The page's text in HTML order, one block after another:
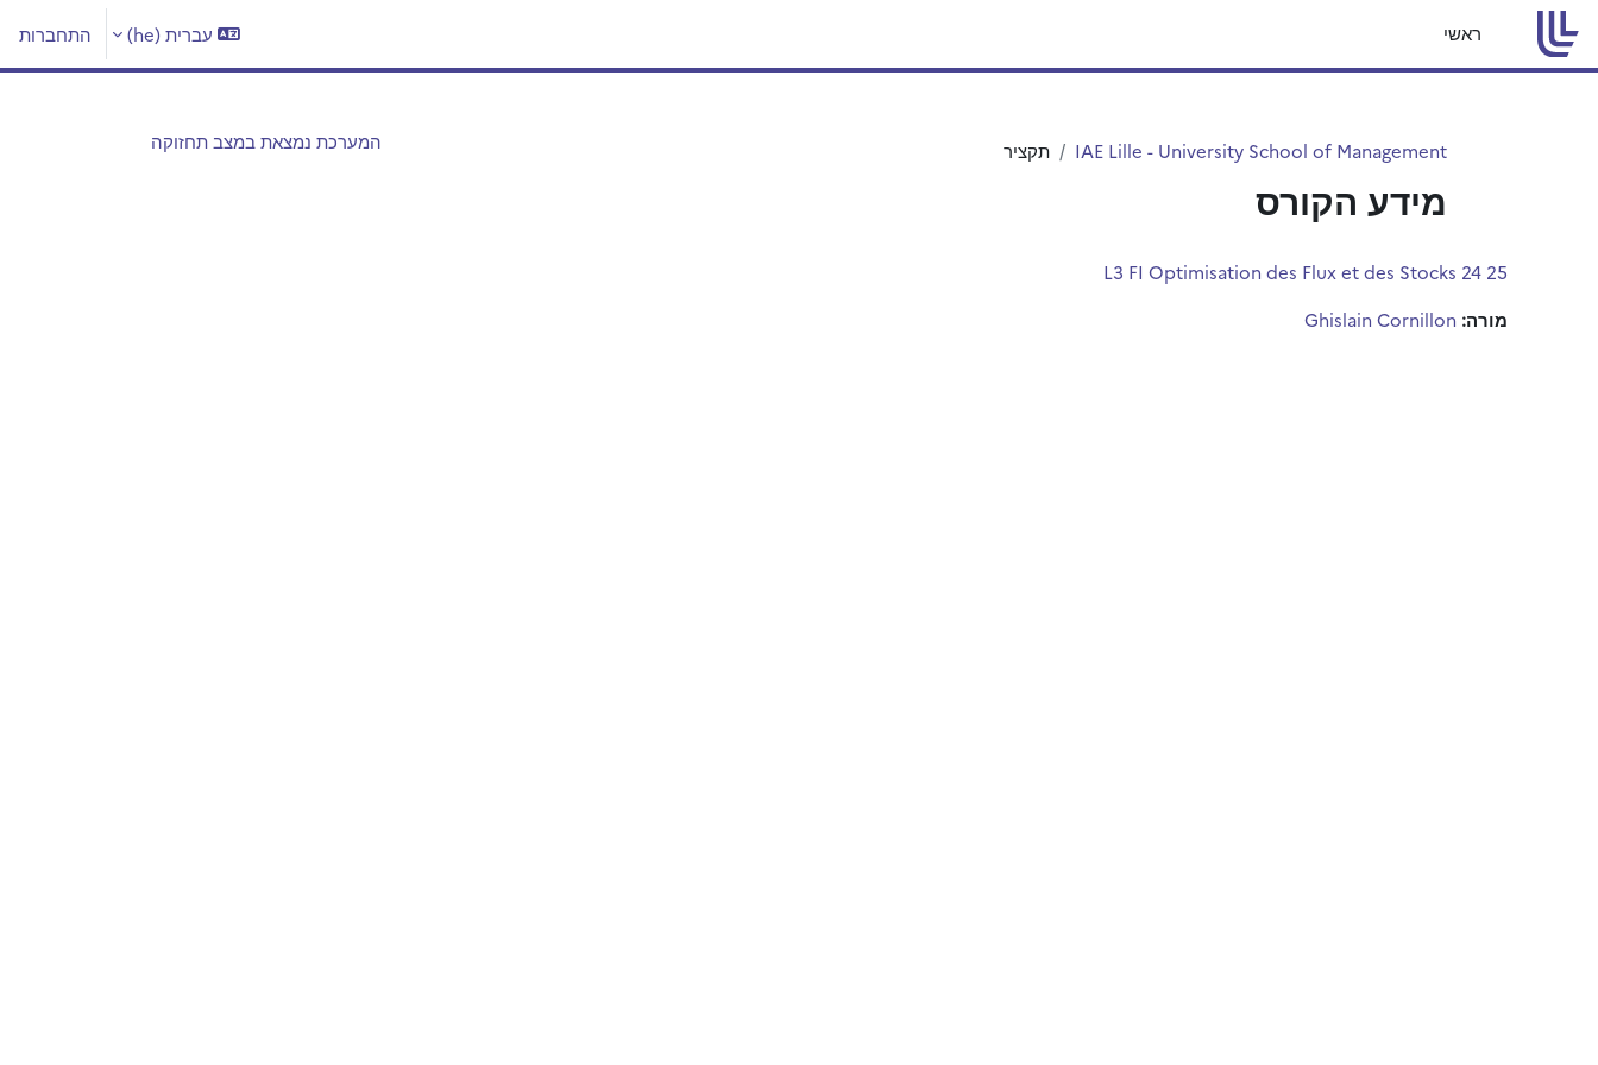
דילוג לתוכן הראשי
ראשי
עברית ‎(he)‎ התחברות
IAE Lille - University School of Management תקציר המערכת נמצאת במצב תחזוקה
מידע הקורס
L3 FI Optimisation des Flux et des Stocks 24 25
מורה: Ghislain Cornillon